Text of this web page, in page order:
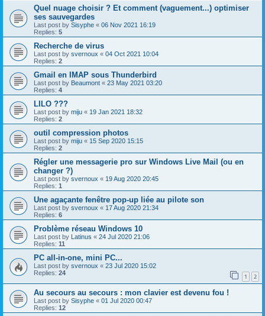
Quel nuage choisir ? Et comment (vaguement...) optimiser
ses sauvegardes
Last post by Sisyphe « 06 Nov 2021 16:19
Replies: 5
Recherche de virus
Last post by svernoux « 04 Oct 2021 10:04
Replies: 2
Gmail en IMAP sous Thunderbird
Last post by Beaumont « 23 May 2021 03:20
Replies: 4
LILO ???
Last post by miju « 19 Jan 2021 18:32
Replies: 2
outil compression photos
Last post by miju « 15 Sep 2020 15:15
Replies: 2
Régler une messagerie pro sur Windows Live Mail (ou en
changer ?)
Last post by svernoux « 19 Aug 2020 20:45
Replies: 1
Une agaçante fenêtre pop-up liée au pilote son
Last post by svernoux « 17 Aug 2020 21:34
Replies: 6
Problème réseau Windows 10
Last post by Latinus « 24 Jul 2020 21:06
Replies: 11
PC all-in-one, mini PC...
Last post by svernoux « 23 Jul 2020 15:02
Replies: 24 1 2
Au secours au secours : mon clavier est devenu fou !
Last post by Sisyphe « 01 Jul 2020 00:47
Replies: 12